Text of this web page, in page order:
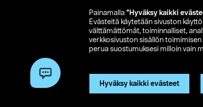
Painamalla ”Hyväksy kaikki
Evästeitä käytetään sivuston
välttämättömät, toiminnalliset,
verkkosivuston sisällön
perua suostumuksesi milloin vain
Hyväksy kaikki evästeet